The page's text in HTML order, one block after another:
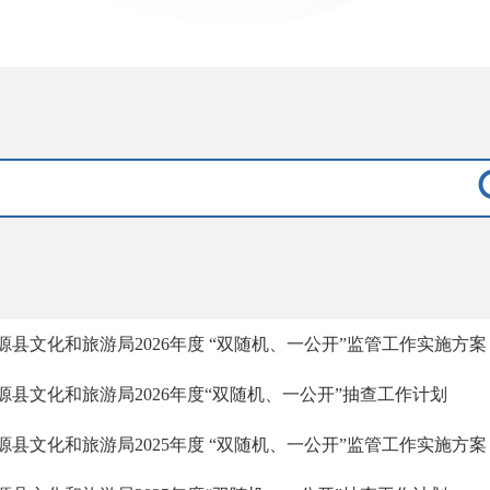
县文化和旅游局2026年度 “双随机、一公开”监管工作实施方案
县文化和旅游局2026年度“双随机、一公开”抽查工作计划
县文化和旅游局2025年度 “双随机、一公开”监管工作实施方案